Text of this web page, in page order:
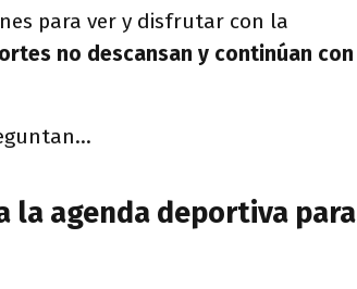
para ver y disfrutar con la
no descansan y continúan con
la agenda deportiva para